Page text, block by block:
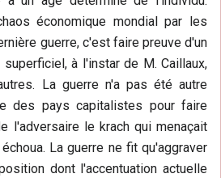
économique mondial par les
guerre, c'est faire preuve d'un
à l'instar de M. Caillaux,
La guerre n'a pas été autre
des pays capitalistes pour faire
l'adversaire le krach qui menaçait
La guerre ne fit qu'aggraver
dont l'accentuation actuelle